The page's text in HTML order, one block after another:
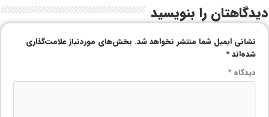
دیدگاهتان را بنویسید
نشانی ایمیل شما منتشر نخواهد شد. بخش‌های موردنیاز علامت‌گذاری
شده‌اند*
دیدگاه*